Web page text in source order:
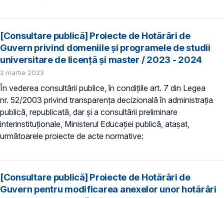
[Consultare publică] Proiecte de Hotărâri de
Guvern privind domeniile şi programele de studii
universitare de licență și master / 2023 - 2024
2 martie 2023
În vederea consultării publice, în condiţiile art. 7 din Legea
nr. 52/2003 privind transparenţa decizională în administraţia
publică, republicată, dar și a consultării preliminare
interinstituționale, Ministerul Educaţiei publică, atașat,
următoarele proiecte de acte normative:
[Consultare publică] Proiecte de Hotărâri de
Guvern pentru modificarea anexelor unor hotărâri